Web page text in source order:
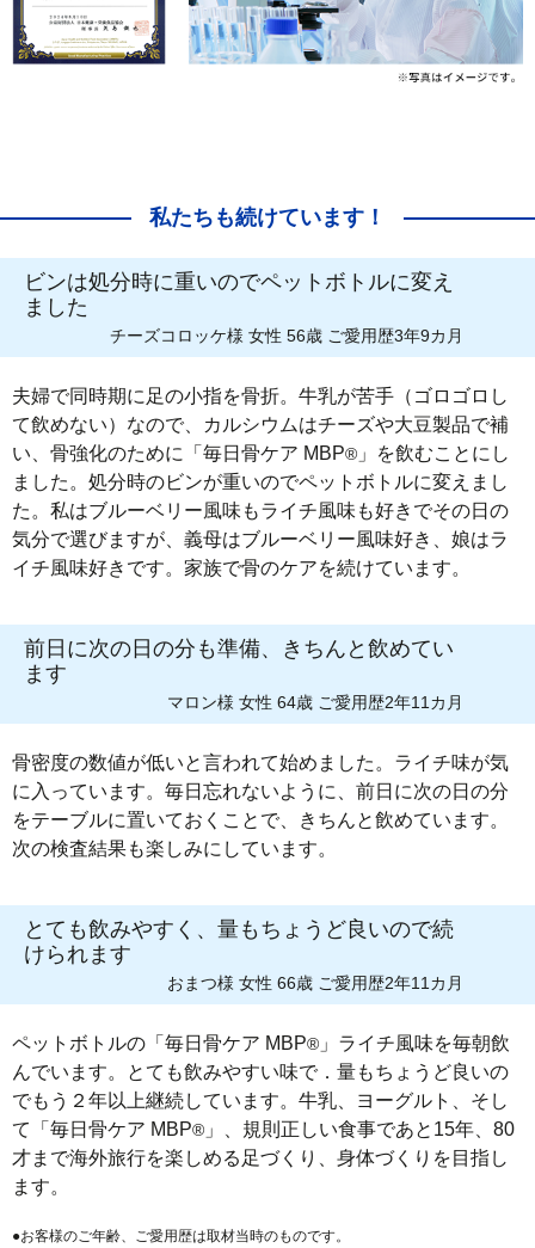
私たちも続けています！
ビンは処分時に重いのでペットボトルに変え
ました
チーズコロッケ様 女性 56歳 ご愛用歴3年9カ月
夫婦で同時期に足の小指を骨折。牛乳が苦手（ゴロゴロし
て飲めない）なので、カルシウムはチーズや大豆製品で補
い、骨強化のために「毎日骨ケア MBP® 」を飲むことにし
ました。処分時のビンが重いのでペットボトルに変えまし
た。私はブルーベリー風味もライチ風味も好きでその日の
気分で選びますが、義母はブルーベリー風味好き、娘はラ
イチ風味好きです。家族で骨のケアを続けています。
前日に次の日の分も準備、きちんと飲めてい
ます
マロン様 女性 64歳 ご愛用歴2年11カ月
骨密度の数値が低いと言われて始めました。ライチ味が気
に入っています。毎日忘れないように、前日に次の日の分
をテーブルに置いておくことで、きちんと飲めています。
次の検査結果も楽しみにしています。
とても飲みやすく、量もちょうど良いので続
けられます
おまつ様 女性 66歳 ご愛用歴2年11カ月
ペットボトルの「毎日骨ケア MBP® 」ライチ風味を毎朝飲
んでいます。とても飲みやすい味で．量もちょうど良いの
でもう２年以上継続しています。牛乳、ヨーグルト、そし
て「毎日骨ケア MBP® 」、規則正しい食事であと15年、80
才まで海外旅行を楽しめる足づくり、身体づくりを目指し
ます。
●お客様のご年齢、ご愛用歴は取材当時のものです。